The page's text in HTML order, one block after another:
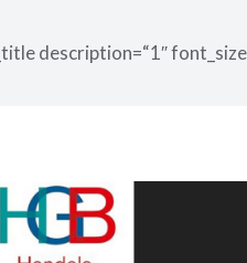
description=“1″